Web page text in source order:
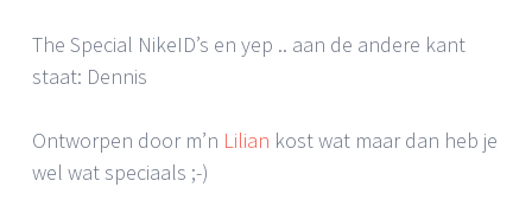
The Special NikeID’s en yep .. aan de andere kant
staat: Dennis
Ontworpen door m’n Lilian kost wat maar dan heb je
wel wat speciaals ;-)